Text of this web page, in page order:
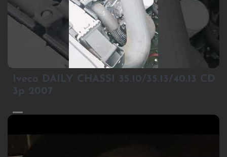
1
Iveco DAILY CHASSI 35.10/35.13/40.13 CD
3p 2007